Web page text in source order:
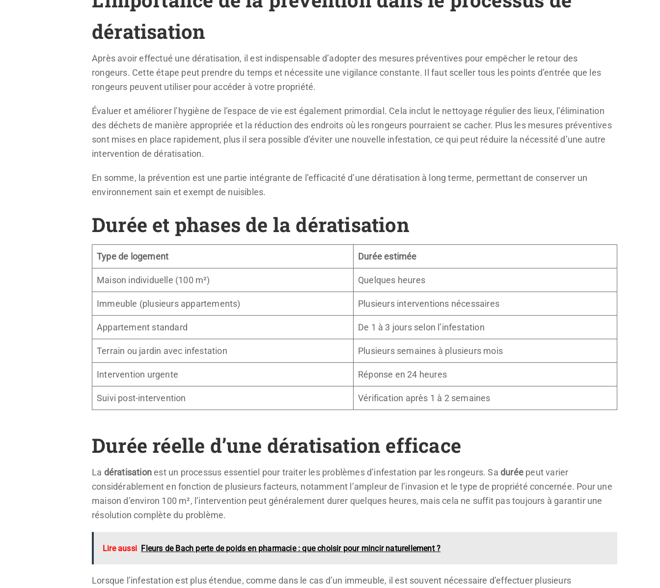
dératisation
Après avoir effectué une dératisation, il est indispensable d’adopter des mesures préventives pour empêcher le retour des
rongeurs. Cette étape peut prendre du temps et nécessite une vigilance constante. Il faut sceller tous les points d’entrée que les
rongeurs peuvent utiliser pour accéder à votre propriété.
Évaluer et améliorer l’hygiène de l’espace de vie est également primordial. Cela inclut le nettoyage régulier des lieux, l’élimination
des déchets de manière appropriée et la réduction des endroits où les rongeurs pourraient se cacher. Plus les mesures préventives
sont mises en place rapidement, plus il sera possible d’éviter une nouvelle infestation, ce qui peut réduire la nécessité d’une autre
intervention de dératisation.
En somme, la prévention est une partie intégrante de l’efficacité d’une dératisation à long terme, permettant de conserver un
environnement sain et exempt de nuisibles.
Durée et phases de la dératisation
Type de logement Durée estimée
Maison individuelle (100 m²) Quelques heures
Immeuble (plusieurs appartements) Plusieurs interventions nécessaires
Appartement standard De 1 à 3 jours selon l’infestation
Terrain ou jardin avec infestation Plusieurs semaines à plusieurs mois
Intervention urgente Réponse en 24 heures
Suivi post-intervention Vérification après 1 à 2 semaines
Durée réelle d’une dératisation efficace
La dératisationest un processus essentiel pour traiter les problèmes d’infestation par les rongeurs. Sadurée peut varier
considérablement en fonction de plusieurs facteurs, notamment l’ampleur de l’invasion et le type de propriété concernée. Pour une
maison d’environ 100 m², l’intervention peut généralement durer quelques heures, mais cela ne suffit pas toujours à garantir une
résolution complète du problème.
Lire aussi Fleurs de Bach perte de poids en pharmacie : que choisir pour mincir naturellement ?
Lorsque l’infestation est plus étendue, comme dans le cas d’un immeuble, il est souvent nécessaire d’effectuer plusieurs